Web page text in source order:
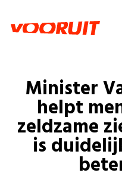
Minister
helpt
zeldzame
is